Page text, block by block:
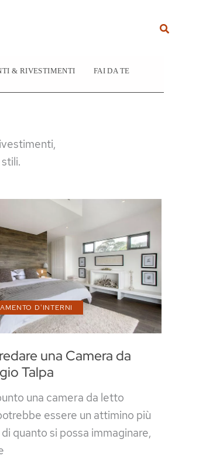
Cerca
& RIVESTIMENTI FAI DA TE
una Camera da
Talpa
D'INTERNI
una camera da letto
essere un attimino più
quanto si possa immaginare,